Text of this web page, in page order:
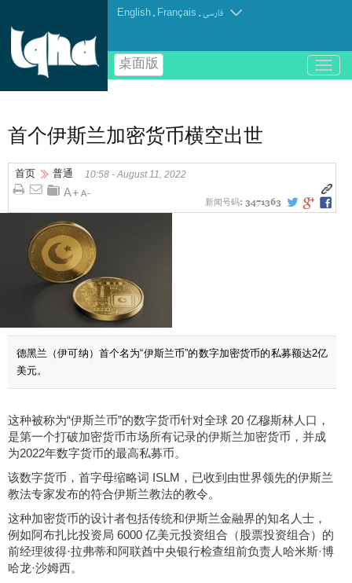
English . Français .فارسی
桌面版
باز
و
首个伊斯兰加密货币横空出世
首页 普通 10:58 - August 11, 2022
新闻号码: 3471363
德黑兰（伊可纳）首个名为“伊斯兰币”的数字加密货币的私募额达2亿
美元。
这种被称为“伊斯兰币”的数字货币针对全球 20 亿穆斯林人口，
是第一个打破加密货币市场所有记录的伊斯兰加密货币，并成
为2022年数字货币的最高私募币。
该数字货币，首字母缩略词 ISLM，已收到由世界领先的伊斯兰
教法专家发布的符合伊斯兰教法的教令。
这种加密货币的设计者包括传统和伊斯兰金融界的知名人士，
例如阿布扎比投资局 6000 亿美元投资组合（股票投资组合）的
前经理彼得·拉弗蒂和阿联酋中央银行检查组前负责人哈米斯·博
哈龙·沙姆西。